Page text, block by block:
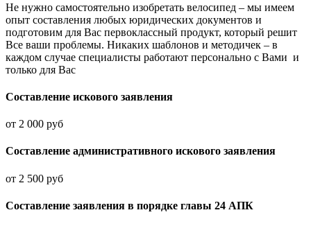
Не нужно самостоятельно изобретать велосипед – мы имеем
опыт составления любых юридических документов и
подготовим для Вас первоклассный продукт, который решит
Все ваши проблемы. Никаких шаблонов и методичек – в
каждом случае специалисты работают персонально с Вами и
только для Вас
Составление искового заявления
от 2 000 руб
Составление административного искового заявления
от 2 500 руб
Составление заявления в порядке главы 24 АПК